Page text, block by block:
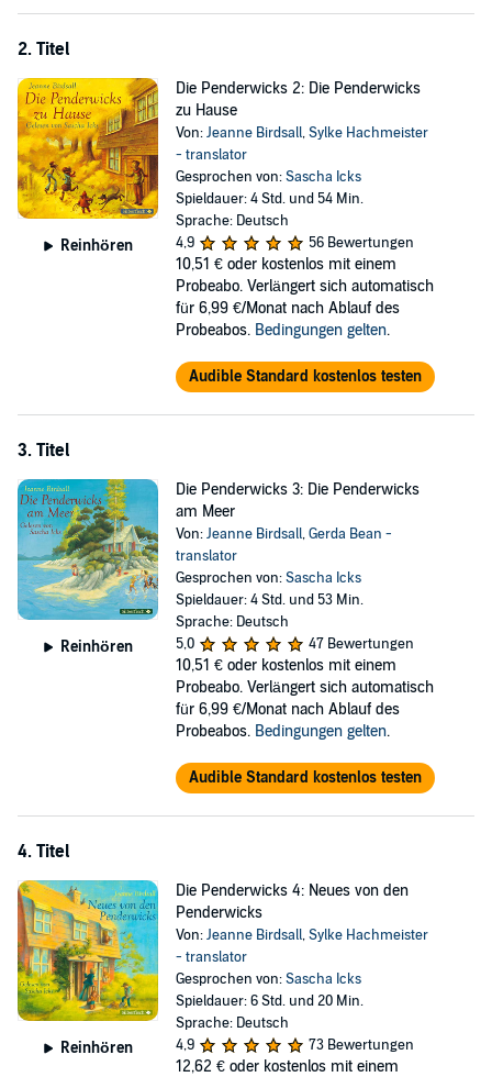
2. Titel
Reinhören
Die Penderwicks 2: Die Penderwicks
zu Hause
Von:Jeanne Birdsall,Sylke Hachmeister
- translator
Gesprochen von:Sascha Icks
Spieldauer: 4 Std. und 54 Min.
Sprache: Deutsch
4,9
56 Bewertungen
10,51 € oder kostenlos mit einem
Probeabo. Verlängert sich automatisch
für 6,99 €/Monat nach Ablauf des
Probeabos. Bedingungen gelten.
Audible Standard kostenlos testen
3. Titel
Reinhören
Die Penderwicks 3: Die Penderwicks
am Meer
Von:Jeanne Birdsall,Gerda Bean -
translator
Gesprochen von:Sascha Icks
Spieldauer: 4 Std. und 53 Min.
Sprache: Deutsch
5,0
47 Bewertungen
10,51 € oder kostenlos mit einem
Probeabo. Verlängert sich automatisch
für 6,99 €/Monat nach Ablauf des
Probeabos. Bedingungen gelten.
Audible Standard kostenlos testen
4. Titel
Reinhören
Die Penderwicks 4: Neues von den
Penderwicks
Von:Jeanne Birdsall,Sylke Hachmeister
- translator
Gesprochen von:Sascha Icks
Spieldauer: 6 Std. und 20 Min.
Sprache: Deutsch
4,9
73 Bewertungen
12,62 € oder kostenlos mit einem